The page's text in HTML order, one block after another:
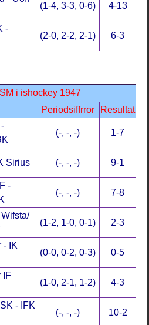
(1-4, 3-3, 0-6) 4-13
-
(2-0, 2-2, 2-1) 6-3
i ishockey 1947
Periodsiffrror Resultat
(-, -, -) 1-7
Sirius (-, -, -) 9-1
-
(-, -, -) 7-8
(1-2, 1-0, 0-1) 2-3
- IK
(0-0, 0-2, 0-3) 0-5
IF
(1-0, 2-1, 1-2) 4-3
- IFK
(-, -, -) 10-2